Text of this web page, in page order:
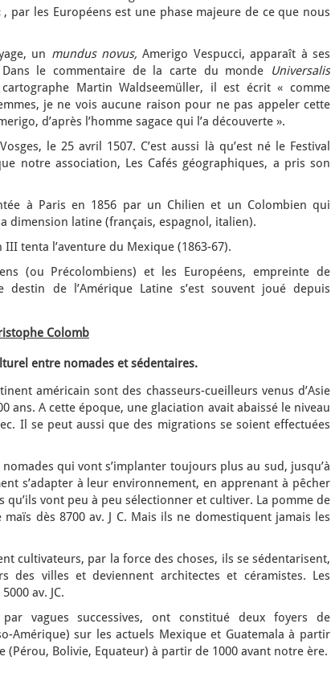
par les Européens est une phase majeure de ce que nous
un mundus novus, Amerigo Vespucci, apparaît à ses
le commentaire de la carte du monde
Universalis
Martin Waldseemüller, il est écrit « comme
je ne vois aucune raison pour ne pas appeler cette
d’après l’homme sagace qui l’a découverte ».
le 25 avril 1507. C’est aussi là qu’est né le Festival
notre association, Les Cafés géographiques, a pris son
à Paris en 1856 par un Chilien et un Colombien qui
dimension latine (français, espagnol, italien).
tenta l’aventure du Mexique (1863-67).
(ou Précolombiens) et les Européens, empreinte de
de l’Amérique Latine s’est souvent joué depuis
Colomb
entre nomades et sédentaires.
américain sont des chasseurs-cueilleurs venus d’Asie
ans. A cette époque, une glaciation avait abaissé le niveau
Il se peut aussi que des migrations se soient effectuées
qui vont s’implanter toujours plus au sud, jusqu’à
s’adapter à leur environnement, en apprenant à pêcher
vont peu à peu sélectionner et cultiver. La pomme de
dès 8700 av. J C. Mais ils ne domestiquent jamais les
cultivateurs, par la force des choses, ils se sédentarisent,
des villes et deviennent architectes et céramistes. Les
av. JC.
vagues successives, ont constitué deux foyers de
Amérique) sur les actuels Mexique et Guatemala à partir
(Pérou, Bolivie, Equateur) à partir de 1000 avant notre ère.